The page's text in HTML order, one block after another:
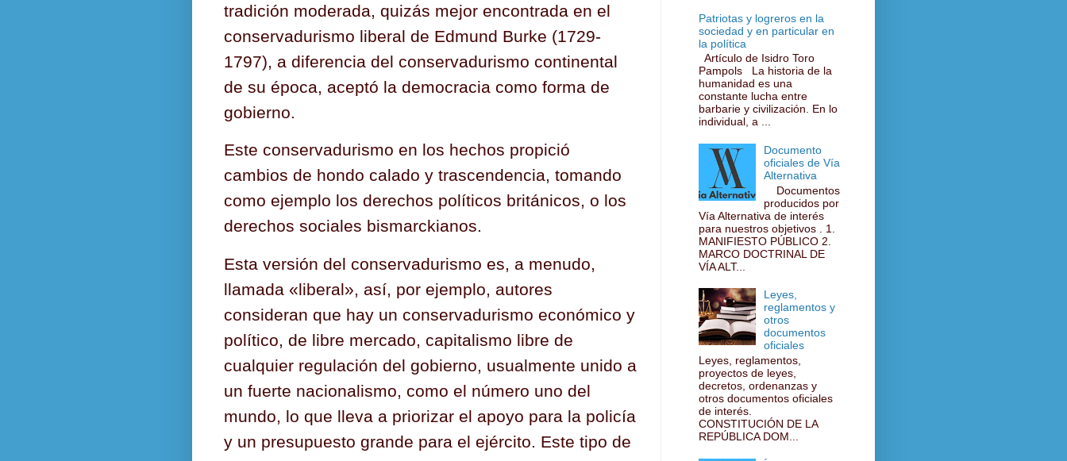
tradición moderada, quizás mejor encontrada en el
conservadurismo liberal de Edmund Burke (1729-
1797), a diferencia del conservadurismo continental
de su época, aceptó la democracia como forma de
gobierno.
Este conservadurismo en los hechos propició
cambios de hondo calado y trascendencia, tomando
como ejemplo los derechos políticos británicos, o los
derechos sociales bismarckianos.
Esta versión del conservadurismo es, a menudo,
llamada «liberal», así, por ejemplo, autores
consideran que hay un conservadurismo económico y
político, de libre mercado, capitalismo libre de
cualquier regulación del gobierno, usualmente unido a
un fuerte nacionalismo, como el número uno del
mundo, lo que lleva a priorizar el apoyo para la policía
y un presupuesto grande para el ejército. Este tipo de
Patriotas y logreros en la
sociedad y en particular en
la política
Artículo de Isidro Toro
Pampols La historia de la
humanidad es una
constante lucha entre
barbarie y civilización. En lo
individual, a ...
Documento
oficiales de Vía
Alternativa
Documentos
producidos por
Vía Alternativa de interés
para nuestros objetivos . 1.
MANIFIESTO PÚBLICO 2.
MARCO DOCTRINAL DE
VÍA ALT...
Leyes,
reglamentos y
otros
documentos
oficiales
Leyes, reglamentos,
proyectos de leyes,
decretos, ordenanzas y
otros documentos oficiales
de interés.
CONSTITUCIÓN DE LA
REPÚBLICA DOM...